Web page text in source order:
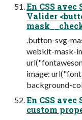
En CSS
Valider
.button-svg-
webkit-mask-
image:
background-
En CSS
custom